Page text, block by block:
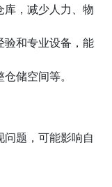
，减少人力、物
验和专业设备，能
储空间等。
题，可能影响自